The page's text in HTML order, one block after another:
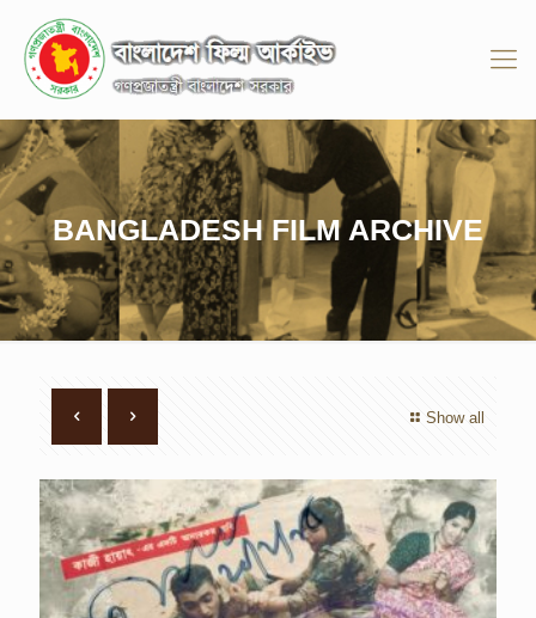
BANGLADESH FILM ARCHIVE
Show all